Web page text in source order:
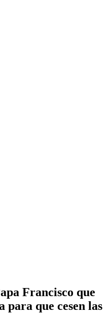
Francisco que
para que cesen las